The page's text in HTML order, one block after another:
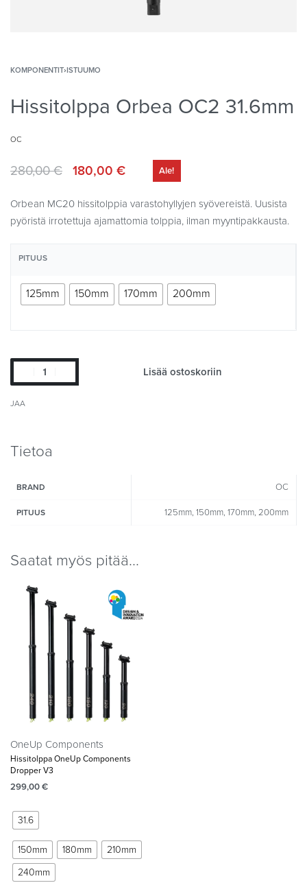
KOMPONENTIT› ISTUUMO
Hissitolppa Orbea OC2 31.6mm
OC
280,00€ 180,00 € Ale!
Orbean MC20 hissitolppia varastohyllyjen syövereistä. Uusista
pyöristä irrotettuja ajamattomia tolppia, ilman myyntipakkausta.
PITUUS
125mm 150mm 170mm 200mm
Lisää ostoskoriin
JAA
Tietoa
BRAND OC
PITUUS 125mm, 150mm, 170mm, 200mm
Saatat myös pitää...
OneUp Components
Hissitolppa OneUp Components
Dropper V3
299,00€
31.6
150mm 180mm
210mm
240mm